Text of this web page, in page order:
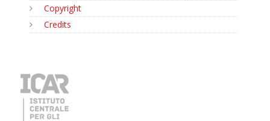
Copyright
Credits